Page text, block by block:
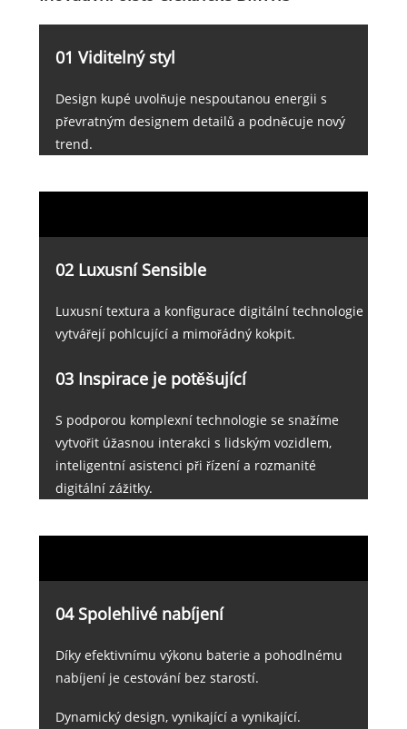
01 Viditelný styl
Design kupé uvolňuje nespoutanou energii s
převratným designem detailů a podněcuje nový
trend.
02 Luxusní Sensible
Luxusní textura a konfigurace digitální technologie
vytvářejí pohlcující a mimořádný kokpit.
03 Inspirace je potěšující
S podporou komplexní technologie se snažíme
vytvořit úžasnou interakci s lidským vozidlem,
inteligentní asistenci při řízení a rozmanité
digitální zážitky.
04 Spolehlivé nabíjení
Díky efektivnímu výkonu baterie a pohodlnému
nabíjení je cestování bez starostí.
Dynamický design, vynikající a vynikající.